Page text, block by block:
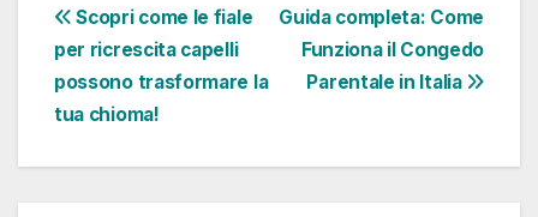
Navigazione
articoli
Guida completa: Come
Funziona il Congedo
Parentale in Italia
Scopri come le fiale
per ricrescita capelli
possono trasformare la
tua chioma!